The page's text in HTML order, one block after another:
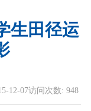
生田径运
12-07访问次数: 948